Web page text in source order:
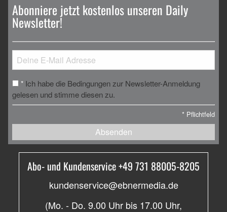
Abonniere jetzt kostenlos unseren Daily
Newsletter!
* Ich habe die Bedingungen zur Newsletter-Anmeldung
gelesen und stimme diesen zu.
* Pflichtfeld
Absenden
Abo- und Kundenservice +49 731 88005-8205
kundenservice@ebnermedia.de
(Mo. - Do. 9.00 Uhr bis 17.00 Uhr,